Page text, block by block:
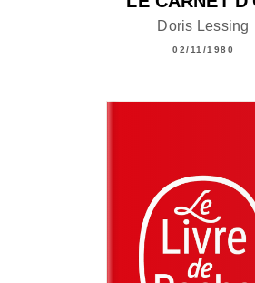
Doris Lessing
02/11/1980